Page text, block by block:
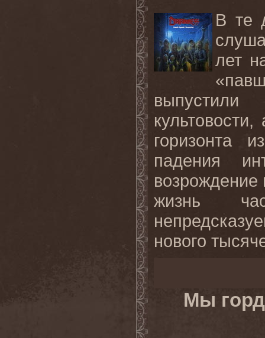
В те
лет
горизонта
падения
жизнь
нового
Мы